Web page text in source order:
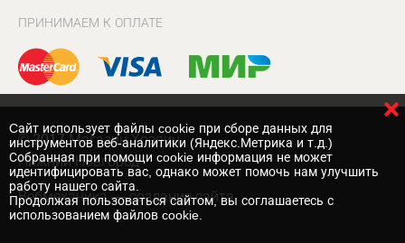
ПРИНИМАЕМ К ОПЛАТЕ
© 2017 Магазин Хозяин
Нижний Новгород
Вебмеханика — создание сайта
Cайт использует файлы cookie при сборе данных для
инструментов веб-аналитики (Яндекс.Метрика и т.д.)
Собранная при помощи cookie информация не может
идентифицировать вас, однако может помочь нам улучшить
работу нашего сайта.
Продолжая пользоваться сайтом, вы соглашаетесь с
использованием файлов cookie.